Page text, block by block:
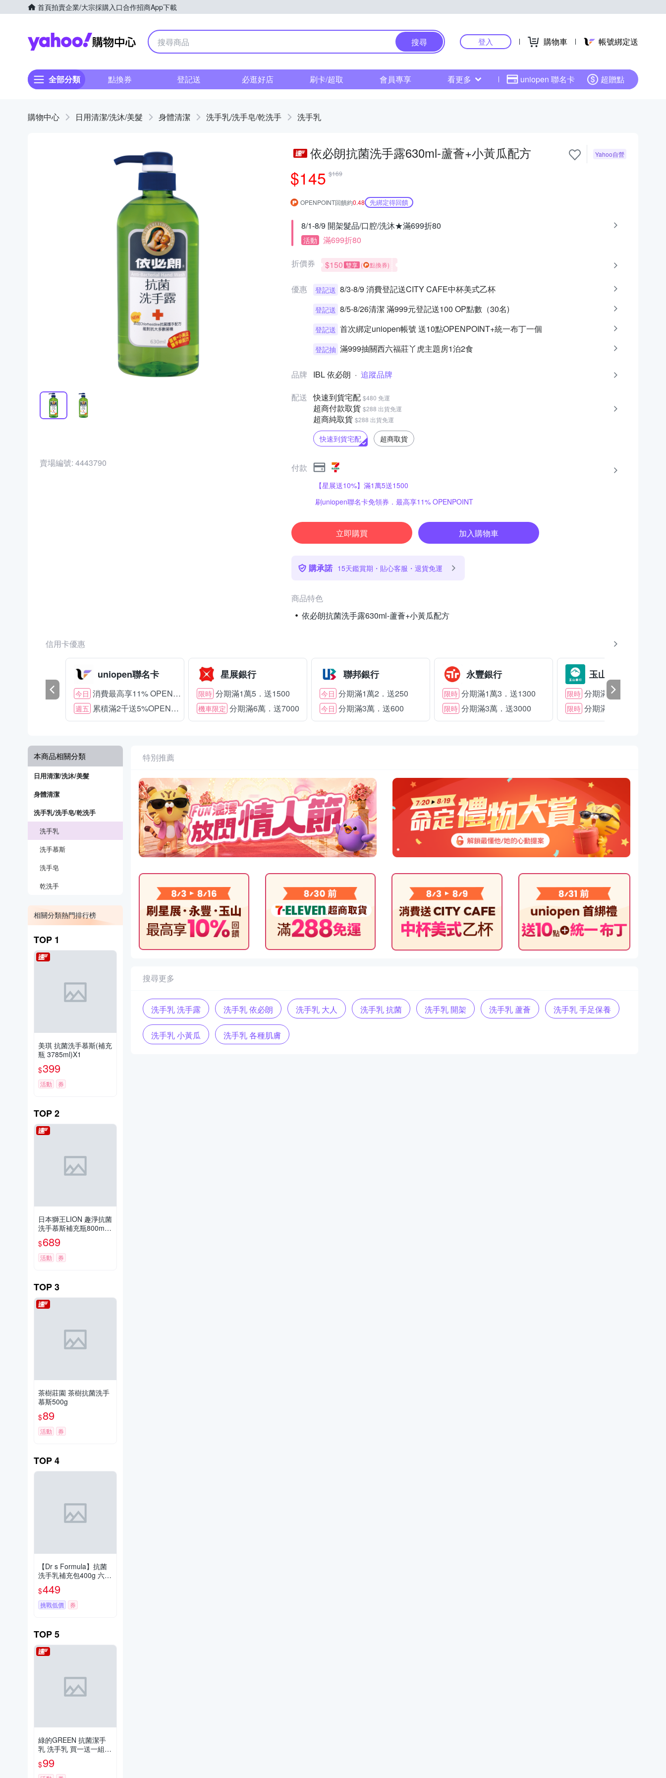
首頁拍賣企業/大宗採購入口合作招商App下載
Yahoo購物中心
搜尋 登入 購物車 帳號綁定送
全部分類 點換券 登記送 必逛好店 刷卡/超取 會員專享 看更多 uniopen 聯名卡 超贈點
購物中心 日用清潔/洗沐/美髮 身體清潔 洗手乳/洗手皂/乾洗手 洗手乳
賣場編號: 4443790
依必朗抗菌洗手露630ml-蘆薈+小黃瓜配方
$145 $169
Yahoo自營
OPENPOINT回饋約0.48 先綁定得回饋
8/1-8/9 開架髮品/口腔/洗沐★滿699折80
活動 滿699折80
折價券 $150 雙享 ( 點換券)
優惠 登記送 8/3-8/9 消費登記送CITY CAFE中杯美式乙杯
登記送 8/5-8/26清潔 滿999元登記送100 OP點數（30名)
登記送 首次綁定uniopen帳號 送10點OPENPOINT+統一布丁一個
登記抽 滿999抽關西六福莊丫虎主題房1泊2食
品牌 IBL 依必朗 · 追蹤品牌
配送
快速到貨宅配 $480 免運
超商付款取貨 $288 出貨免運
超商純取貨 $288 出貨免運
快速到貨宅配 超商取貨
付款
【星展送10%】滿1萬5送1500
刷uniopen聯名卡免領券．最高享11% OPENPOINT
立即購買 加入購物車
購承諾 15天鑑賞期・貼心客服・退貨免運
商品特色
依必朗抗菌洗手露630ml-蘆薈+小黃瓜配方
信用卡優惠
uniopen聯名卡
今日 消費最高享11% OPENPOINT
週五 累積滿2千送5%OPENPOINT
星展銀行
限時 分期滿1萬5．送1500
機車限定 分期滿6萬．送7000
聯邦銀行
今日 分期滿1萬2．送250
今日 分期滿3萬．送600
永豐銀行
限時 分期滿1萬3．送1300
限時 分期滿3萬．送3000
玉山銀行
限時 分期滿2萬．送1500
限時 分期滿3萬．送2000
本商品相關分類
日用清潔/洗沐/美髮
身體清潔
洗手乳/洗手皂/乾洗手
洗手乳
洗手慕斯
洗手皂
乾洗手
相關分類熱門排行榜
TOP 1
美琪 抗菌洗手慕斯(補充
瓶 3785ml)X1
$399
活動 券
TOP2
日本獅王LION 趣淨抗菌
洗手慕斯補充瓶800ml x
3 (3款)
$689
活動 券
TOP3
茶樹莊園 茶樹抗菌洗手
慕斯500g
$89
活動 券
TOP4
【Dr s Formula】抗菌
洗手乳補充包400g 六入
$449
挑戰低價 券
TOP5
綠的GREEN 抗菌潔手
乳 洗手乳 買一送一組(2
20ml+220ml)
$99
特別推薦
搜尋更多
洗手乳 洗手露 洗手乳 依必朗 洗手乳 大人 洗手乳 抗菌 洗手乳 開架 洗手乳 蘆薈 洗手乳 手足保養
洗手乳 小黃瓜 洗手乳 各種肌膚